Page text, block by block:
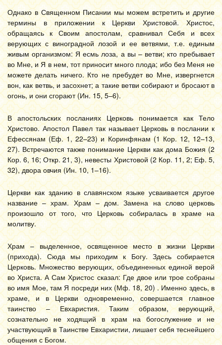
Однако в Священном Писании мы можем встретить и другие
термины в приложении к Церкви Христовой. Христос,
обращаясь к Своим апостолам, сравнивал Себя и всех
верующих с виноградной лозой и ее ветвями, т.е. единым
живым организмом: Я есмь лоза, а вы – ветви; кто пребывает
во Мне, и Я в нем, тот приносит много плода; ибо без Меня не
можете делать ничего. Кто не пребудет во Мне, извергнется
вон, как ветвь, и засохнет; а такие ветви собирают и бросают в
огонь, и они сгорают (Ин. 15, 5–6).
В апостольских посланиях Церковь понимается как Тело
Христово. Апостол Павел так называет Церковь в послании к
Ефессянам (Еф. 1, 22–23) и Коринфянам (1 Кор. 12, 12–13,
27). Встречаются также понимание Церкви как дома Божия (2
Кор. 6, 16; Откр. 21, 3), невесты Христовой (2 Кор. 11, 2; Еф. 5,
32), двора овчия (Ин. 10, 1–16).
Церкви как зданию в славянском языке усваивается другое
название – храм. Храм – дом. Замена на слово церковь
произошло от того, что Церковь собиралась в храме на
молитву.
Храм – выделенное, освященное место в жизни Церкви
(прихода). Сюда мы приходим к Богу. Здесь собирается
Церковь. Множество верующих, объединенных единой верой
во Христа. А Сам Христос сказал: Где двое или трое собраны
во имя Мое, там Я посреди них (Мф. 18, 20) . Именно здесь, в
храме, и в Церкви одновременно, совершается главное
таинство – Евхаристия. Таким образом, верующий,
сознательно не ходящий в храм на богослужение и не
участвующий в Таинстве Евхаристии, лишает себя теснейшего
общения с Богом.